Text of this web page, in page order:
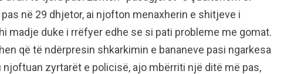
në 29 dhjetor, ai njofton menaxherin e shitjeve i
madje duke i rrëfyer edhe se si pati probleme me gomat.
që të ndërpresin shkarkimin e bananeve pasi ngarkesa
zyrtarët e policisë, ajo mbërriti një ditë më pas,